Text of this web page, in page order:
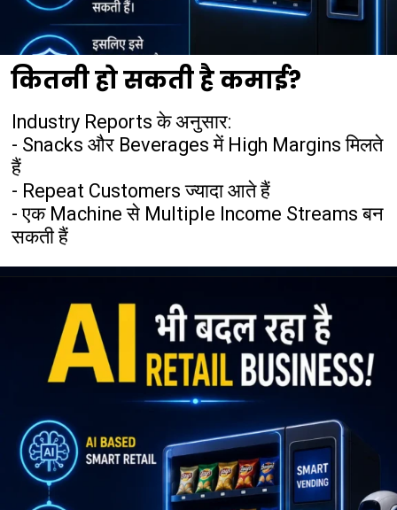
कितनी हो सकती है कमाई?
Industry Reports के अनुसार:
- Snacks और Beverages में High Margins मिलते
हैं
- Repeat Customers ज्यादा आते हैं
- एक Machine से Multiple Income Streams बन
सकती हैं